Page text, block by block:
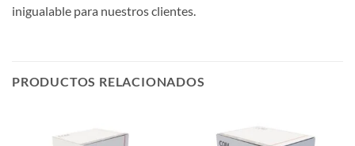
inigualable para nuestros clientes.
PRODUCTOS RELACIONADOS